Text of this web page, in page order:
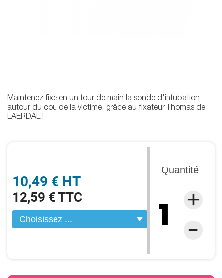
10,49 € HT
12,59 € TTC
Quantité
Maintenez fixe en un tour de main la sonde d'intubation
autour du cou de la victime, grâce au fixateur Thomas de
LAERDAL !